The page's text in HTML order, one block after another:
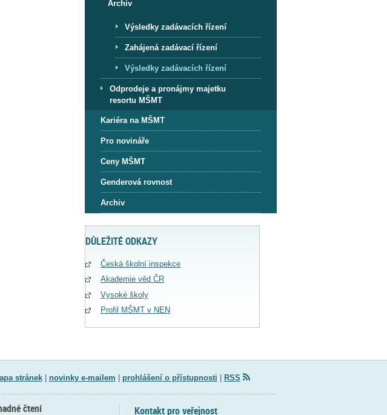
Archiv
Výsledky zadávacích řízení
Zahájená zadávací řízení
Výsledky zadávacích řízení
Odprodeje a pronájmy majetku
resortu MŠMT
Kariéra na MŠMT
Pro novináře
Ceny MŠMT
Genderová rovnost
Archiv
DŮLEŽITÉ ODKAZY
Česká školní inspekce
Akademie věd ČR
Vysoké školy
Profil MŠMT v NEN
stránek| novinky e-mailem prohlášení o přístupnosti RSS
Kontakt pro veřejnost
čtení